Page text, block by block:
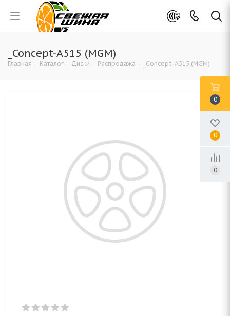
_Concept-A515 (MGM)
Главная - Каталог - Диски - Распродажа - _Concept-A515 (MGM)
0
0
0